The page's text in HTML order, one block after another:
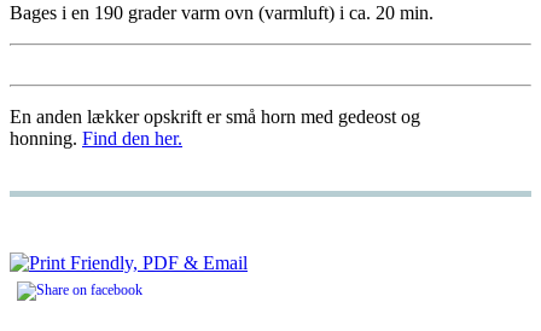
Bages i en 190 grader varm ovn (varmluft) i ca. 20 min.
En anden lækker opskrift er små horn med gedeost og
honning. Find den her.